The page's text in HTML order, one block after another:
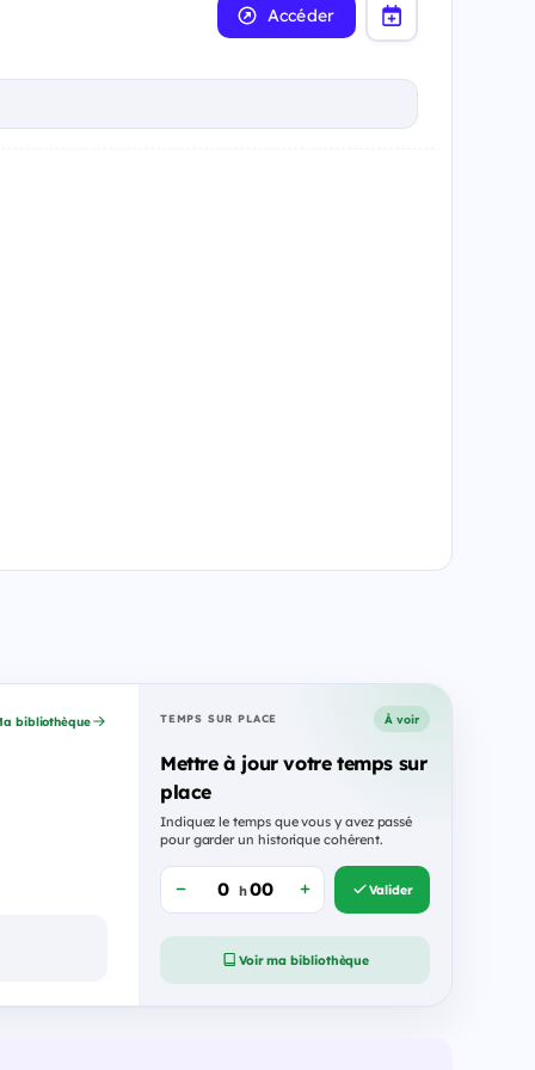
Accéder
bibliothèque TEMPS SUR PLACE À voir
Mettre à jour votre temps sur
place
Indiquez le temps que vous y avez passé
pour garder un historique cohérent.
h Valider
Voir ma bibliothèque